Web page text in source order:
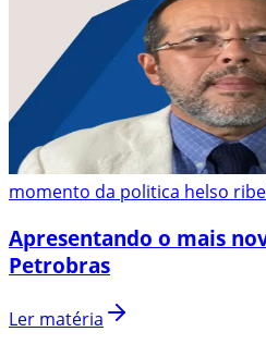
momento da politica helso
Apresentando o mais
Petrobras
Ler matéria